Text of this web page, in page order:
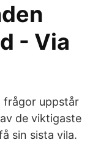
- Via
frågor uppstår
de viktigaste
sin sista vila.